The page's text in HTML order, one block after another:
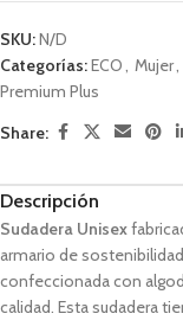
SKU:N/D
Categorías:ECO, Mujer,
Premium Plus
Share:
Descripción
Sudadera Unisex
armario de
confeccionada con
calidad. Esta sudadera